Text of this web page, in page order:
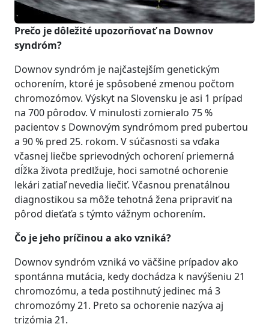
Prečo je dôležité upozorňovať na Downov
syndróm?
Downov syndróm je najčastejším genetickým
ochorením, ktoré je spôsobené zmenou počtom
chromozómov. Výskyt na Slovensku je asi 1 prípad
na 700 pôrodov. V minulosti zomieralo 75 %
pacientov s Downovým syndrómom pred pubertou
a 90 % pred 25. rokom. V súčasnosti sa vďaka
včasnej liečbe sprievodných ochorení priemerná
dĺžka života predlžuje, hoci samotné ochorenie
lekári zatiaľ nevedia liečiť. Včasnou prenatálnou
diagnostikou sa môže tehotná žena pripraviť na
pôrod dieťaťa s týmto vážnym ochorením.
Čo je jeho príčinou a ako vzniká?
Downov syndróm vzniká vo väčšine prípadov ako
spontánna mutácia, kedy dochádza k navýšeniu 21
chromozómu, a teda postihnutý jedinec má 3
chromozómy 21. Preto sa ochorenie nazýva aj
trizómia 21.